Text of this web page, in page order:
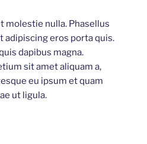
molestie nulla. Phasellus
adipiscing eros porta quis.
dapibus magna.
sit amet aliquam a,
eu ipsum et quam
ut ligula.